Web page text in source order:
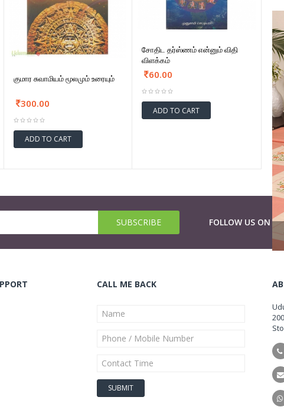
குமார சுவாமியம் மூலமும் உரையும்
300.00
ADD TO CART
சோதிட தர்ஸ்ணம் என்னும் விதி
விளக்கம்
60.00
ADD TO CART
FOLLOW US ON
CALL ME BACK